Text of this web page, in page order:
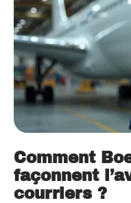
Comment
façonnent
courriers ?